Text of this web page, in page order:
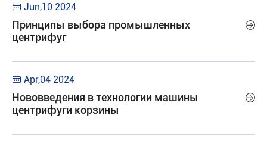
 Jun,10 2024
Принципы выбора промышленных
центрифуг

 Apr,04 2024
Нововведения в технологии машины
центрифуги корзины
